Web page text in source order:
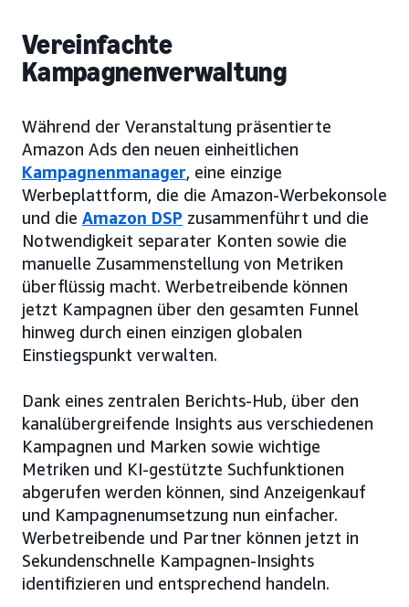
Vereinfachte
Kampagnenverwaltung
Während der Veranstaltung präsentierte
Amazon Ads den neuen einheitlichen
Kampagnenmanager, eine einzige
Werbeplattform, die die Amazon-Werbekonsole
und die Amazon DSP zusammenführt und die
Notwendigkeit separater Konten sowie die
manuelle Zusammenstellung von Metriken
überflüssig macht. Werbetreibende können
jetzt Kampagnen über den gesamten Funnel
hinweg durch einen einzigen globalen
Einstiegspunkt verwalten.
Dank eines zentralen Berichts-Hub, über den
kanalübergreifende Insights aus verschiedenen
Kampagnen und Marken sowie wichtige
Metriken und KI-gestützte Suchfunktionen
abgerufen werden können, sind Anzeigenkauf
und Kampagnenumsetzung nun einfacher.
Werbetreibende und Partner können jetzt in
Sekundenschnelle Kampagnen-Insights
identifizieren und entsprechend handeln.